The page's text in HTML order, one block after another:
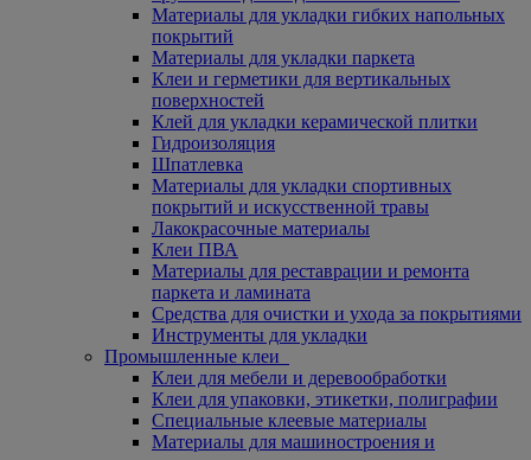
Материалы для укладки гибких напольных
покрытий
Материалы для укладки паркета
Клеи и герметики для вертикальных
поверхностей
Клей для укладки керамической плитки
Гидроизоляция
Шпатлевка
Материалы для укладки спортивных
покрытий и искусственной травы
Лакокрасочные материалы
Клеи ПВА
Материалы для реставрации и ремонта
паркета и ламината
Средства для очистки и ухода за покрытиями
Инструменты для укладки
Промышленные клеи
Клеи для мебели и деревообработки
Клеи для упаковки, этикетки, полиграфии
Специальные клеевые материалы
Материалы для машиностроения и